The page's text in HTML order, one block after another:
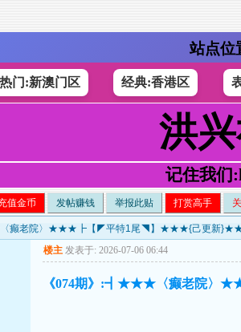
站点位
热门:新澳门区 经典:香港区
洪
记住我们
值金币 发帖赚钱 举报此贴 打赏高手
〈癫老院〉★★★┣【◤平特1尾◥】★★★{己更新
楼主 发表于: 2026-07-06 06:44
《074期》:┫★★★〈癫老院